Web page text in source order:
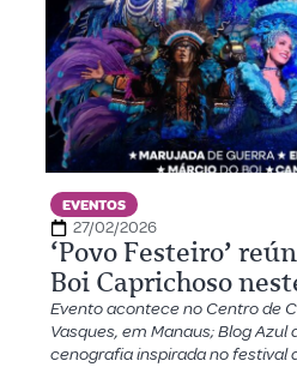
EVENTOS
27/02/2026
‘Povo Festeiro’
Boi Caprichoso
Evento acontece no Centro de
Vasques, em Manaus; Blog
cenografia inspirada no festival